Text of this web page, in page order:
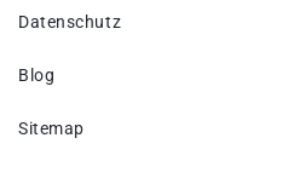
Datenschutz
Blog
Sitemap